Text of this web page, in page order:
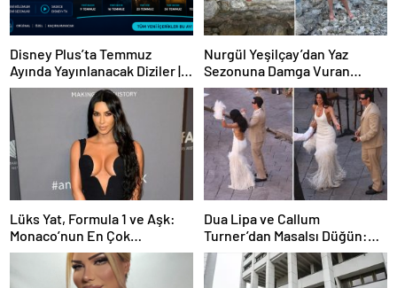
Disney Plus’ta Temmuz
Ayında Yayınlanacak Diziler |
2026 Güncel Yayın Takvimi
Nurgül Yeşilçay’dan Yaz
Sezonuna Damga Vuran
Paylaşım
Lüks Yat, Formula 1 ve Aşk:
Monaco’nun En Çok
Konuşulan Çifti
Dua Lipa ve Callum
Turner’dan Masalsı Düğün:
Maliyeti Dudak Uçuklattı